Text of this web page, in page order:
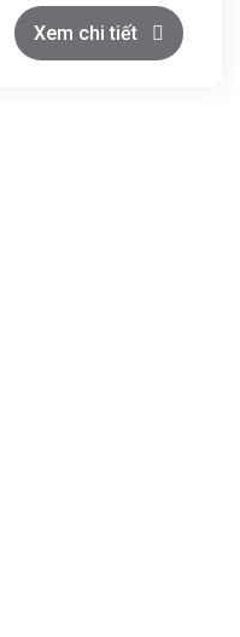
00L#, 00#, 0L#, 0-5#, nang
sản xuất bằng máy
Xem chi tiết